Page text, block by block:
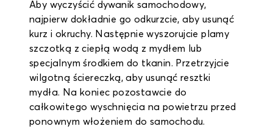
Aby wyczyścić dywanik samochodowy,
najpierw dokładnie go odkurzcie, aby usunąć
kurz i okruchy. Następnie wyszorujcie plamy
szczotką z ciepłą wodą z mydłem lub
specjalnym środkiem do tkanin. Przetrzyjcie
wilgotną ściereczką, aby usunąć resztki
mydła. Na koniec pozostawcie do
całkowitego wyschnięcia na powietrzu przed
ponownym włożeniem do samochodu.